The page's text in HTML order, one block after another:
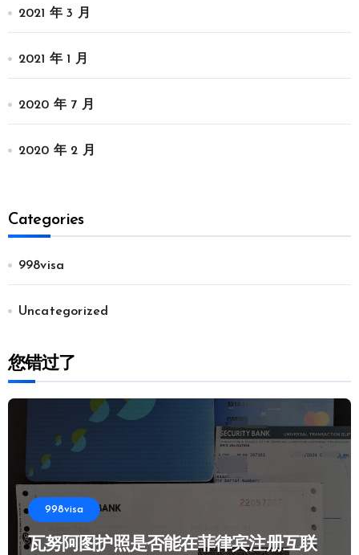
2021 年 3 月
2021 年 1 月
2020 年 7 月
2020 年 2 月
Categories
998visa
Uncategorized
您错过了
998visa
瓦努阿图护照是否能在菲律宾注册互联